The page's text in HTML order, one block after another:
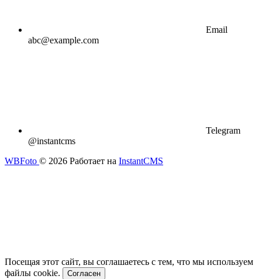
Email
abc@example.com
Telegram
@instantcms
WBFoto © 2026 Работает на InstantCMS
Посещая этот сайт, вы соглашаетесь с тем, что мы используем
файлы cookie.
Согласен